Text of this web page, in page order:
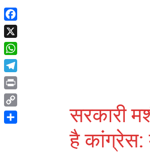
सरकारी
है कांग्रेस:
Facebook
X
WhatsApp
Telegram
Print
Copy
Link